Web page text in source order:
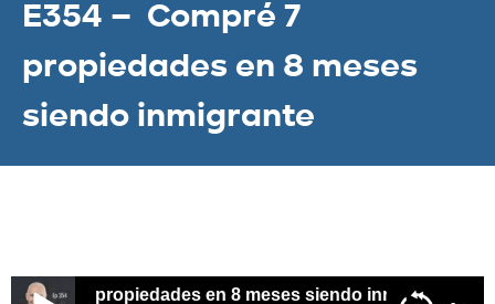
E354 – Compré 7
propiedades en 8 meses
siendo inmigrante
7 propiedades en 8 meses siendo inmigrante